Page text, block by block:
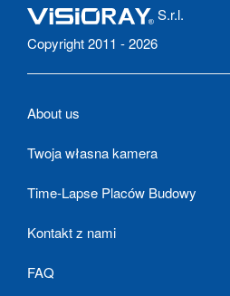
S.r.l.
Copyright 2011 - 2026
About us
Twoja własna kamera
Time-Lapse Placów Budowy
Kontakt z nami
FAQ